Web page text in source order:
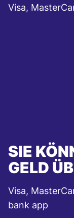
Visa,
SIE
GELD
Visa,
bank app